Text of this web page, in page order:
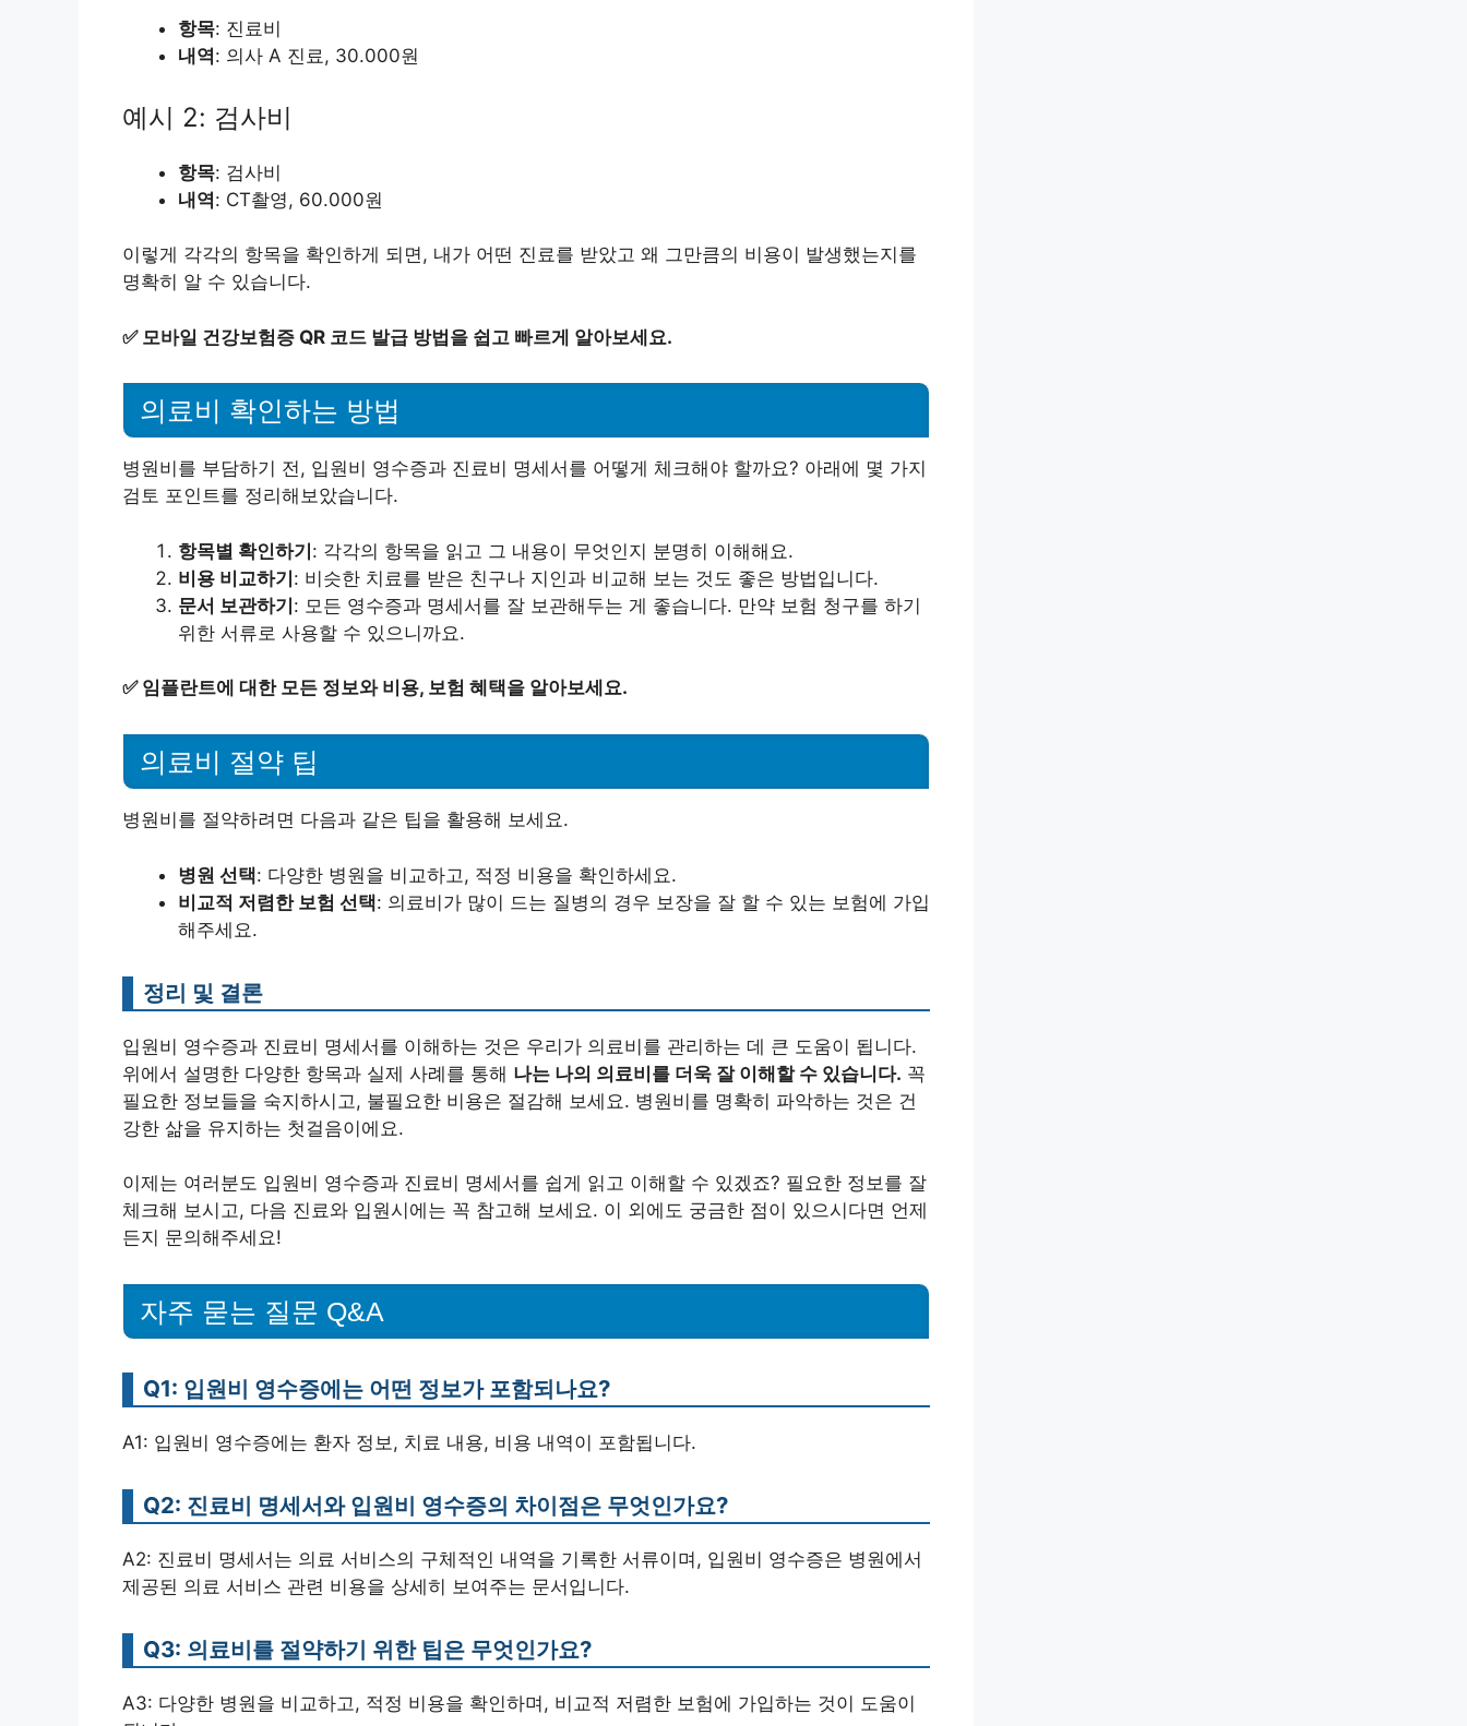
항목: 진료비
내역: 의사 A 진료, 30.000원
예시 2: 검사비
항목: 검사비
내역: CT촬영, 60.000원
이렇게 각각의 항목을 확인하게 되면, 내가 어떤 진료를 받았고 왜 그만큼의 비용이 발생했는지를
명확히 알 수 있습니다.
✅ 모바일 건강보험증 QR 코드 발급 방법을 쉽고 빠르게 알아보세요.
의료비 확인하는 방법
병원비를 부담하기 전, 입원비 영수증과 진료비 명세서를 어떻게 체크해야 할까요? 아래에 몇 가지
검토 포인트를 정리해보았습니다.
항목별 확인하기: 각각의 항목을 읽고 그 내용이 무엇인지 분명히 이해해요.
비용 비교하기: 비슷한 치료를 받은 친구나 지인과 비교해 보는 것도 좋은 방법입니다.
문서 보관하기: 모든 영수증과 명세서를 잘 보관해두는 게 좋습니다. 만약 보험 청구를 하기
위한 서류로 사용할 수 있으니까요.
✅ 임플란트에 대한 모든 정보와 비용, 보험 혜택을 알아보세요.
의료비 절약 팁
병원비를 절약하려면 다음과 같은 팁을 활용해 보세요.
병원 선택: 다양한 병원을 비교하고, 적정 비용을 확인하세요.
비교적 저렴한 보험 선택: 의료비가 많이 드는 질병의 경우 보장을 잘 할 수 있는 보험에 가입
해주세요.
정리 및 결론
입원비 영수증과 진료비 명세서를 이해하는 것은 우리가 의료비를 관리하는 데 큰 도움이 됩니다.
위에서 설명한 다양한 항목과 실제 사례를 통해 나는 나의 의료비를 더욱 잘 이해할 수 있습니다. 꼭
필요한 정보들을 숙지하시고, 불필요한 비용은 절감해 보세요. 병원비를 명확히 파악하는 것은 건
강한 삶을 유지하는 첫걸음이에요.
이제는 여러분도 입원비 영수증과 진료비 명세서를 쉽게 읽고 이해할 수 있겠죠? 필요한 정보를 잘
체크해 보시고, 다음 진료와 입원시에는 꼭 참고해 보세요. 이 외에도 궁금한 점이 있으시다면 언제
든지 문의해주세요!
자주 묻는 질문 Q&A
Q1: 입원비 영수증에는 어떤 정보가 포함되나요?
A1: 입원비 영수증에는 환자 정보, 치료 내용, 비용 내역이 포함됩니다.
Q2: 진료비 명세서와 입원비 영수증의 차이점은 무엇인가요?
A2: 진료비 명세서는 의료 서비스의 구체적인 내역을 기록한 서류이며, 입원비 영수증은 병원에서
제공된 의료 서비스 관련 비용을 상세히 보여주는 문서입니다.
Q3: 의료비를 절약하기 위한 팁은 무엇인가요?
A3: 다양한 병원을 비교하고, 적정 비용을 확인하며, 비교적 저렴한 보험에 가입하는 것이 도움이